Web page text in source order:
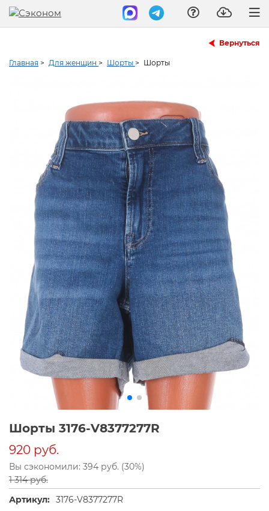
Вернуться
Главная > Для женщин > Шорты > Шорты
Шорты 3176-V8377277R
920 руб.
Вы сэкономили: 394 руб. (30%)
1 314 руб.
Артикул: 3176-V8377277R